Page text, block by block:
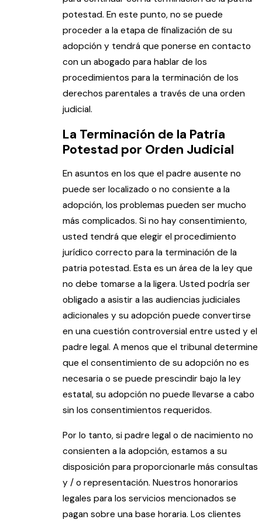
potestad. En este punto, no se puede
proceder a la etapa de finalización de su
adopción y tendrá que ponerse en contacto
con un abogado para hablar de los
procedimientos para la terminación de los
derechos parentales a través de una orden
judicial.
La Terminación de la Patria
Potestad por Orden Judicial
En asuntos en los que el padre ausente no
puede ser localizado o no consiente a la
adopción, los problemas pueden ser mucho
más complicados. Si no hay consentimiento,
usted tendrá que elegir el procedimiento
jurídico correcto para la terminación de la
patria potestad. Esta es un área de la ley que
no debe tomarse a la ligera. Usted podría ser
obligado a asistir a las audiencias judiciales
adicionales y su adopción puede convertirse
en una cuestión controversial entre usted y el
padre legal. A menos que el tribunal determine
que el consentimiento de su adopción no es
necesaria o se puede prescindir bajo la ley
estatal, su adopción no puede llevarse a cabo
sin los consentimientos requeridos.
Por lo tanto, si padre legal o de nacimiento no
consienten a la adopción, estamos a su
disposición para proporcionarle más consultas
y / o representación. Nuestros honorarios
legales para los servicios mencionados se
pagan sobre una base horaria. Los clientes